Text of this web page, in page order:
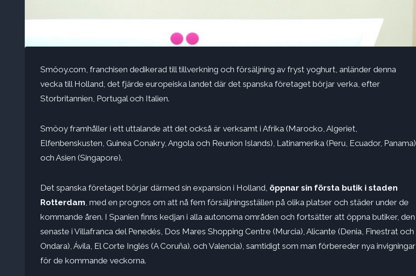
Smöoy.com, franchisen dedikerad till tillverkning och försäljning av fryst yoghurt, anländer denna
vecka till Holland, det fjärde europeiska landet där det spanska företaget börjar verka, efter
Storbritannien, Portugal och Italien.
Smöoy framhåller i ett uttalande att det också är verksamt i Afrika (Marocko, Algeriet,
Elfenbenskusten, Guinea Conakry, Angola och Reunion Islands), Latinamerika (Peru, Ecuador, Panama)
och Asien (Singapore).
Det spanska företaget börjar därmed sin expansion i Holland, öppnar sin första butik i staden
Rotterdam, med en prognos om att nå fem försäljningsställen på olika platser och städer under de
kommande åren. I Spanien finns kedjan i alla autonoma områden och fortsätter att öppna butiker, den
senaste i Villafranca del Penedés, Dos Mares Shopping Centre (Murcia), Alicante (Denia, Finestrat och
Ondara), Ávila, El Corte Inglés (A Coruña). och Valencia), samtidigt som man förbereder nya invigningar
för de kommande veckorna.